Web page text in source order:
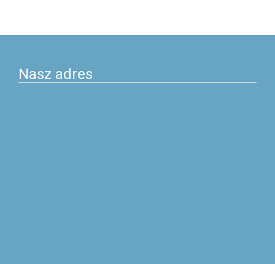
postach
Nasz adres